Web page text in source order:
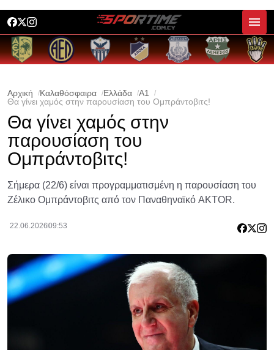
Αρχική Καλαθόσφαιρα Ελλάδα
A1
Θα γίνει χαμός στην παρουσίαση του Ομπράντοβιτς!
Θα γίνει χαμός στην
παρουσίαση του
Ομπράντοβιτς!
Σήμερα (22/6) είναι προγραμματισμένη η παρουσίαση του
Ζέλικο Ομπράντοβιτς από τον Παναθηναϊκό AKTOR.
22.06.202609:53